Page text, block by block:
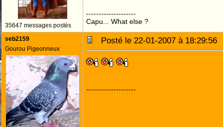
35647 messages postés
--------------------
Capu... What else ?
seb2159
Gourou Pigeonneux
Posté le 22-01-2007 à
--------------------